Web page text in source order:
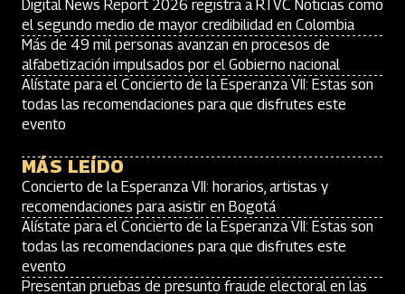
Digital News Report 2026 registra a RTVC Noticias como
el segundo medio de mayor credibilidad en Colombia
Más de 49 mil personas avanzan en procesos de
alfabetización impulsados por el Gobierno nacional
Alístate para el Concierto de la Esperanza VII: Estas son
todas las recomendaciones para que disfrutes este
evento
MÁS LEÍDO
Concierto de la Esperanza VII: horarios, artistas y
recomendaciones para asistir en Bogotá
Alístate para el Concierto de la Esperanza VII: Estas son
todas las recomendaciones para que disfrutes este
evento
Presentan pruebas de presunto fraude electoral en las